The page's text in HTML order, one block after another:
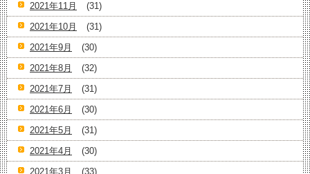
2021年11月
(31)
2021年10月
(31)
2021年9月
(30)
2021年8月
(32)
2021年7月
(31)
2021年6月
(30)
2021年5月
(31)
2021年4月
(30)
2021年3月
(33)